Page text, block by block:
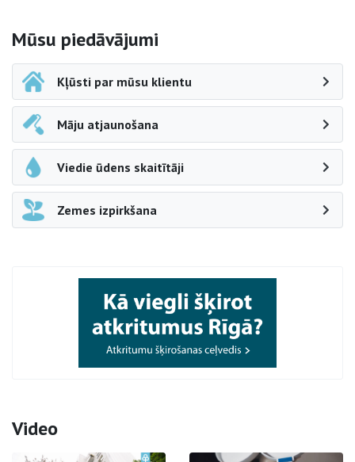
Sāna navigācija
Mūsu piedāvājumi
Kļūsti par mūsu klientu
Māju atjaunošana
Viedie ūdens skaitītāji
Zemes izpirkšana
Video